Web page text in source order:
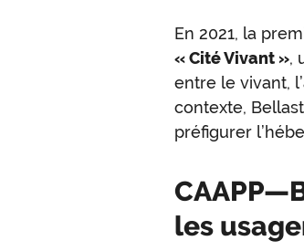
En 2021, la
« Cité Vivant »,
entre le vivant,
contexte,
préfigurer
les